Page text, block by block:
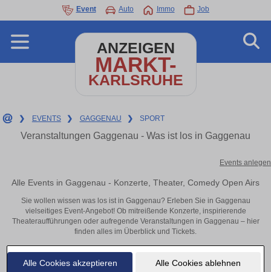
Alle Cookies akzeptieren Alle Cookies ablehnen
Event Auto Immo Job
ANZEIGEN
MARKT-
KARLSRUHE
❯ EVENTS ❯ GAGGENAU ❯ SPORT
Veranstaltungen Gaggenau - Was ist los in Gaggenau
Events anlegen
Alle Events in Gaggenau - Konzerte, Theater, Comedy Open Airs
Sie wollen wissen was los ist in Gaggenau? Erleben Sie in Gaggenau
vielseitiges Event-Angebot! Ob mitreißende Konzerte, inspirierende
Theateraufführungen oder aufregende Veranstaltungen in Gaggenau – hier
finden alles im Überblick und Tickets.